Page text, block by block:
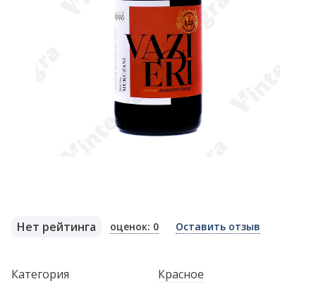
Нет рейтинга оценок: 0 Оставить отзыв
Категория
Красное